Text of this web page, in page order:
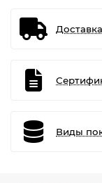
Доставка
Виды